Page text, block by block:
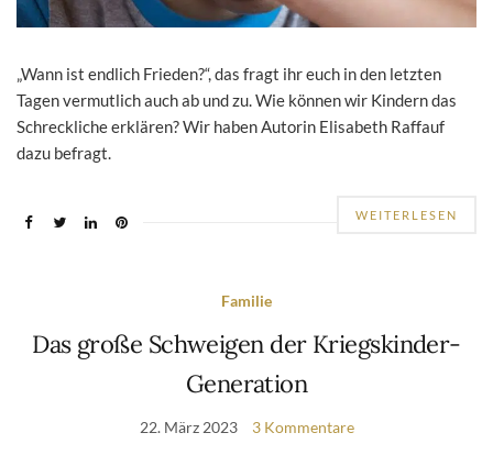
„Wann ist endlich Frieden?“, das fragt ihr euch in den letzten
Tagen vermutlich auch ab und zu. Wie können wir Kindern das
Schreckliche erklären? Wir haben Autorin Elisabeth Raffauf
dazu befragt.
WEITERLESEN
Familie
Das große Schweigen der Kriegskinder-
Generation
22. März 2023 3 Kommentare